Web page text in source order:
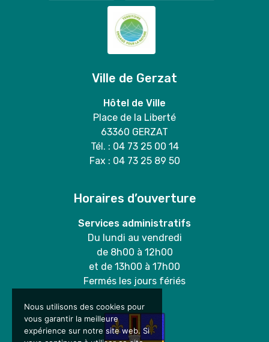
Ville de Gerzat
Hôtel de Ville
Place de la Liberté
63360 GERZAT
Tél. : 04 73 25 00 14
Fax : 04 73 25 89 50
Horaires d’ouverture
Services administratifs
Du lundi au vendredi
de 8h00 à 12h00
et de 13h00 à 17h00
Fermés les jours fériés
Nous utilisons des cookies pour
vous garantir la meilleure
expérience sur notre site web. Si